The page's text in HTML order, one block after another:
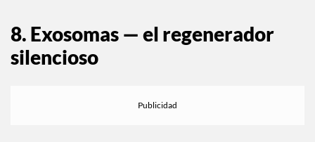
8. Exosomas — el regenerador
silencioso